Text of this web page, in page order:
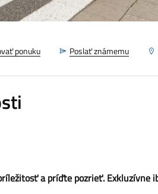
ponuku Poslať známemu
a príďte pozrieť. Exkluzívne